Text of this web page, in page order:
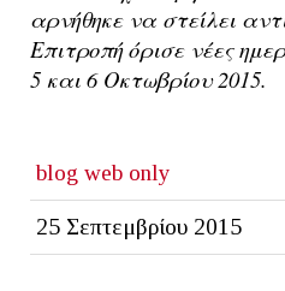
αρνήθηκε να στείλει
Επιτροπή όρισε νέες
5 και 6 Οκτωβρίου 2015.
blog web only
25 Σεπτεμβρίου 2015